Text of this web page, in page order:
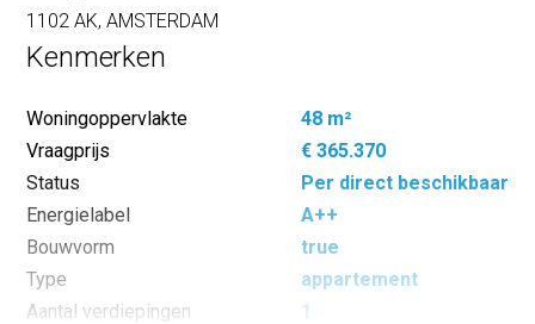
1102 AK, AMSTERDAM
Kenmerken
Woningoppervlakte
48 m²
Vraagprijs
€ 365.370
Status
Per direct beschikbaar
Energielabel
A++
Bouwvorm
true
Type
appartement
Aantal verdiepingen
1